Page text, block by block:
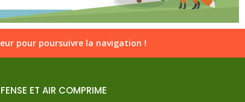
pour poursuivre la navigation !
ET AIR COMPRIME